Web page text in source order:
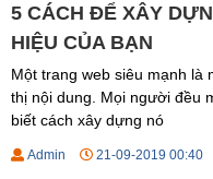
5 CÁCH ĐỂ XÂY
HIỆU CỦA BẠN
Một trang web siêu mạnh là
thị nội dung. Mọi người đều
biết cách xây dựng nó
Admin 21-09-2019 00:40